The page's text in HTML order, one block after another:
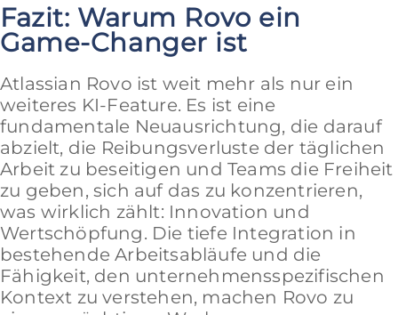
Fazit: Warum Rovo ein
Game-Changer ist
Atlassian Rovo ist weit mehr als nur ein
weiteres KI-Feature. Es ist eine
fundamentale Neuausrichtung, die darauf
abzielt, die Reibungsverluste der täglichen
Arbeit zu beseitigen und Teams die Freiheit
zu geben, sich auf das zu konzentrieren,
was wirklich zählt: Innovation und
Wertschöpfung. Die tiefe Integration in
bestehende Arbeitsabläufe und die
Fähigkeit, den unternehmensspezifischen
Kontext zu verstehen, machen Rovo zu